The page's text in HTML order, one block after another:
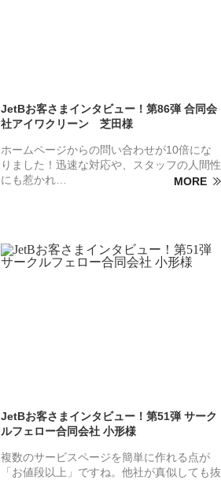
JetBお客さまインタビュー！第86弾 合同会
社アイワクリーン 芝田様
ホームページからの問い合わせが10倍にな
りました！迅速な対応や、スタッフの人間性
にも惹かれ…
MORE
JetBお客さまインタビュー！第51弾 サーク
ルフェロー合同会社 小形様
複数のサービスページを簡単に作れる点が
「お値段以上」ですね。他社が真似しても抜